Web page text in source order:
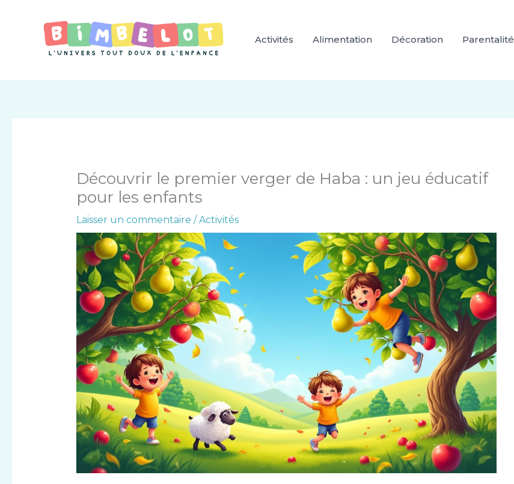
Activités Alimentation Décoration Parentalité
Découvrir le premier verger de Haba : un jeu éducatif
pour les enfants
Laisser un commentaire / Activités